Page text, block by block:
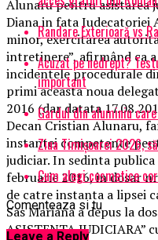
Alunaru pentru asistarea
Diana in fata
minor, exercitarea
intretinere”, afirmând ca
incidentele procedurale
primi aceasta noua
2016 (dar datata
Decan Cristian Alunaru,
instantei competente
judiciar. In sedinta
februarie 2016, in dosar
de catre instanta a lipsei
Sas Mariana a depus la
ASISTENTA JUDICIARA”
Randare Exterioară vs
Acuzat pe nedrept?
important
Gardul din aluminiu
Ziua Timișoarei 2026,
Cum alegi cosmetice
Comenteaza si tu
Leave a Reply